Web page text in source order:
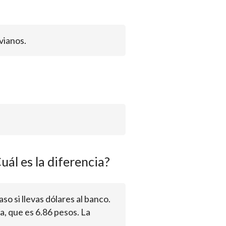
es la diferencia?
si llevas dólares al banco.
que es 6.86 pesos. La